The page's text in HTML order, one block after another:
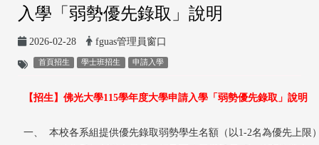
入學「弱勢優先錄取」說明
2026-02-28 fguas管理員窗口
首頁招生 學士班招生 申請入學
【招生】佛光大學115學年度大學申請入學 「弱勢優先錄取」說明
一、
本校各系組提供優先錄取弱勢學生名額（以1-2名為優先上限